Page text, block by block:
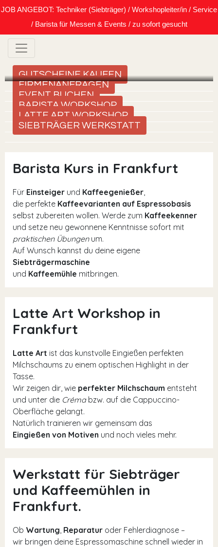
JOB ANGEBOT: Techniker (Siebträger) / Workshopleiter/in / Service
/ Barista für Messen & Events / zu sofort gesucht
GUTSCHEINE KAUFEN
FIRMENANFRAGEN
EVENT BUCHEN
BARISTA WORKSHOP
LATTE ART WORKSHOP
SIEBTRÄGER WERKSTATT
Barista Kurs in Frankfurt
Für Einsteiger und Kaffeegenießer,
die perfekte Kaffeevarianten auf Espressobasis
selbst zubereiten wollen. Werde zum Kaffeekenner
und setze neu gewonnene Kenntnisse sofort mit
praktischen Übungenum.
Auf Wunsch kannst du deine eigene
Siebträgermaschine
und Kaffeemühle mitbringen.
Latte Art Workshop in
Frankfurt
Latte Art ist das kunstvolle Eingießen perfekten
Milchschaums zu einem optischen Highlight in der
Tasse.
Wir zeigen dir, wie perfekter Milchschaum entsteht
und unter die Crémabzw. auf die Cappuccino-
Oberfläche gelangt.
Natürlich trainieren wir gemeinsam das
Eingießen von Motiven und noch vieles mehr.
Werkstatt für Siebträger
und Kaffeemühlen in
Frankfurt.
Ob Wartung, Reparatur oder Fehlerdiagnose –
wir bringen deine Espressomaschine schnell wieder in